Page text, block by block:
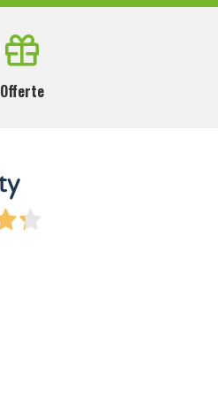
Offerte